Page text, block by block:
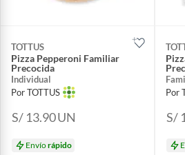
TOTTUS
Pizza Pepperoni Familiar
Precocida
Individual
Por TOTTUS
S/ 13.90UN
Envíorápido
Por
S/